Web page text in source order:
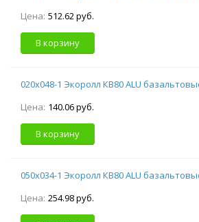
Цена: 512.62 руб.
В корзину
020х048-1 Экоролл КВ80 ALU
Цена: 140.06 руб.
В корзину
050х034-1 Экоролл КВ80 ALU
Цена: 254.98 руб.